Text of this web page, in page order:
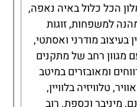
הכל כלול באיה נאפה,
למשפחות, זוגות
בעיצוב מודרני ואסתטי,
מגוון רחב של מתקנים
ומאובזרים במיטב
טלוויזיה בלוויין,